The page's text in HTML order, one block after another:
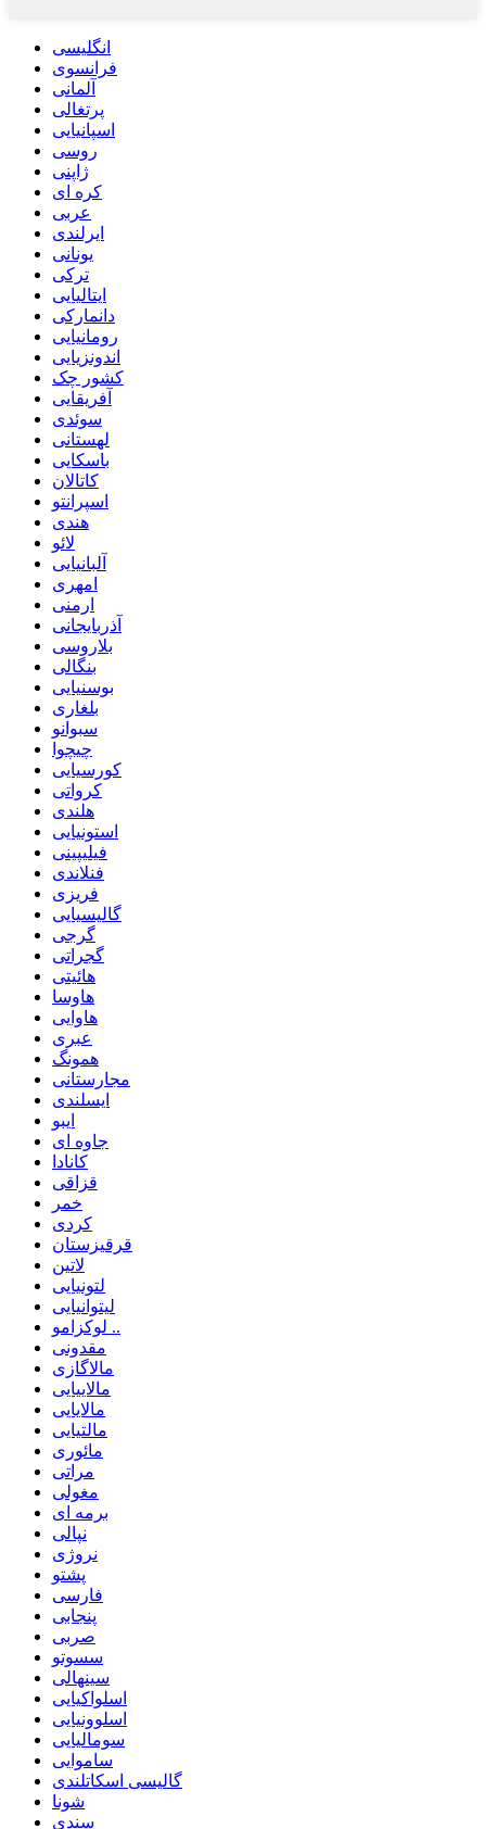
انگلیسی
فرانسوی
آلمانی
پرتغالی
اسپانیایی
روسی
ژاپنی
کره ای
عربی
ایرلندی
یونانی
ترکی
ایتالیایی
دانمارکی
رومانیایی
اندونزیایی
کشور چک
آفریقایی
سوئدی
لهستانی
باسکایی
کاتالان
اسپرانتو
هندی
لائو
آلبانیایی
امهری
ارمنی
آذربایجانی
بلاروسی
بنگالی
بوسنیایی
بلغاری
سبوانو
چیچوا
کورسیایی
کرواتی
هلندی
استونیایی
فیلیپینی
فنلاندی
فریزی
گالیسیایی
گرجی
گجراتی
هائیتی
هاوسا
هاوایی
عبری
همونگ
مجارستانی
ایسلندی
ایبو
جاوه ای
کانادا
قزاقی
خمر
کردی
قرقیزستان
لاتین
لتونیایی
لیتوانیایی
لوکزامو ..
مقدونی
مالاگازی
مالاییایی
مالایایی
مالتیایی
مائوری
مراتی
مغولی
برمه ای
نپالی
نروژی
پشتو
فارسی
پنجابی
صربی
سسوتو
سینهالی
اسلواکیایی
اسلوونیایی
سومالیایی
ساموایی
گالیسی اسکاتلندی
شونا
سندی